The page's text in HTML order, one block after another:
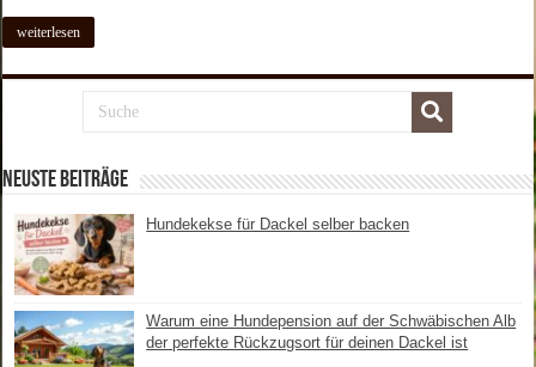
weiterlesen
Neuste Beiträge
Hundekekse für Dackel selber backen
Warum eine Hundepension auf der Schwäbischen Alb
der perfekte Rückzugsort für deinen Dackel ist